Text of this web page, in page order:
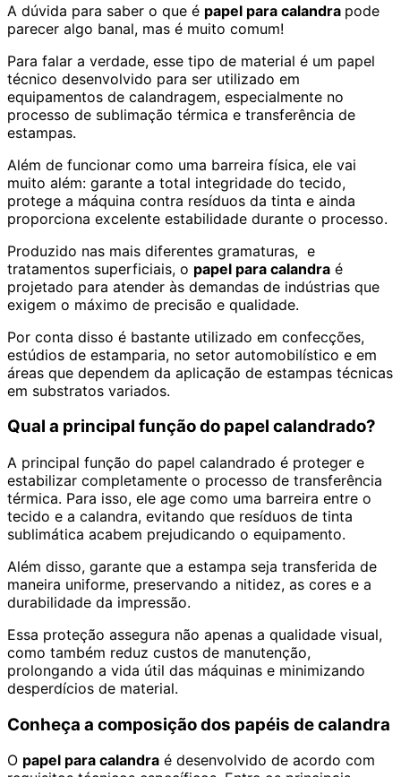
A dúvida para saber o que é papel para calandra pode
parecer algo banal, mas é muito comum!
Para falar a verdade, esse tipo de material é um papel
técnico desenvolvido para ser utilizado em
equipamentos de calandragem, especialmente no
processo de sublimação térmica e transferência de
estampas.
Além de funcionar como uma barreira física, ele vai
muito além: garante a total integridade do tecido,
protege a máquina contra resíduos da tinta e ainda
proporciona excelente estabilidade durante o processo.
Produzido nas mais diferentes gramaturas, e
tratamentos superficiais, o papel para calandra é
projetado para atender às demandas de indústrias que
exigem o máximo de precisão e qualidade.
Por conta disso é bastante utilizado em confecções,
estúdios de estamparia, no setor automobilístico e em
áreas que dependem da aplicação de estampas técnicas
em substratos variados.
Qual a principal função do papel calandrado?
A principal função do papel calandrado é proteger e
estabilizar completamente o processo de transferência
térmica. Para isso, ele age como uma barreira entre o
tecido e a calandra, evitando que resíduos de tinta
sublimática acabem prejudicando o equipamento.
Além disso, garante que a estampa seja transferida de
maneira uniforme, preservando a nitidez, as cores e a
durabilidade da impressão.
Essa proteção assegura não apenas a qualidade visual,
como também reduz custos de manutenção,
prolongando a vida útil das máquinas e minimizando
desperdícios de material.
Conheça a composição dos papéis de calandra
O papel para calandra é desenvolvido de acordo com